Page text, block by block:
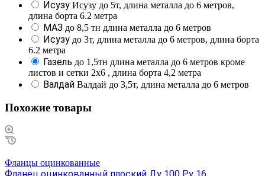
Исузу Исузу до 5т, длина металла до 6 метров,
длина борта 6.2 метра
МАЗ до 8,5 тн длина металла до 6 метров
Исузу до 3т, длина металла до 6 метров, длина борта
6.2 метра
Газель до 1,5тн длина металла до 6 метров кроме
листов и сетки 2х6 , длина борта 4,2 метра
Валдай Валдай до 3,5т, длина металла до 6 метров
Похожие товары
Фланцы оцинкованные